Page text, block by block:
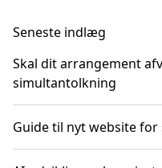
Seneste indlæg
Skal dit arrangement
simultantolkning
Guide til nyt website